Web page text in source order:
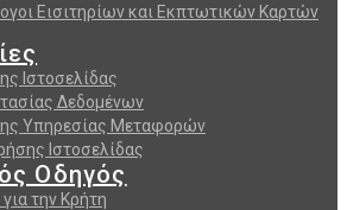
Εισιτηρίων και Εκπτωτικών Καρτών
Ιστοσελίδας
Δεδομένων
Υπηρεσίας Μεταφορών
Ιστοσελίδας
Οδηγός
την Κρήτη